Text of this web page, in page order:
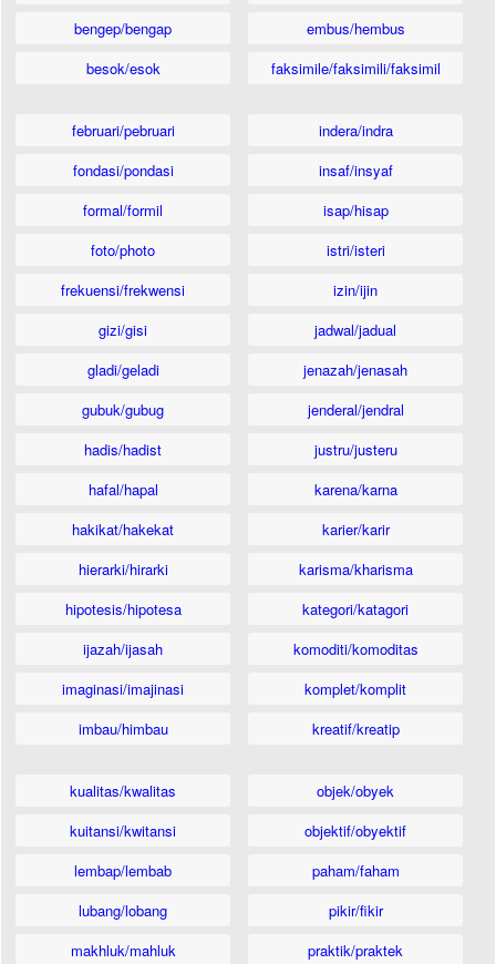
bengep/bengap
besok/esok
embus/hembus
faksimile/faksimili/faksimil
februari/pebruari
fondasi/pondasi
formal/formil
foto/photo
frekuensi/frekwensi
gizi/gisi
gladi/geladi
gubuk/gubug
hadis/hadist
hafal/hapal
hakikat/hakekat
hierarki/hirarki
hipotesis/hipotesa
ijazah/ijasah
imaginasi/imajinasi
imbau/himbau
indera/indra
insaf/insyaf
isap/hisap
istri/isteri
izin/ijin
jadwal/jadual
jenazah/jenasah
jenderal/jendral
justru/justeru
karena/karna
karier/karir
karisma/kharisma
kategori/katagori
komoditi/komoditas
komplet/komplit
kreatif/kreatip
kualitas/kwalitas
kuitansi/kwitansi
lembap/lembab
lubang/lobang
makhluk/mahluk
objek/obyek
objektif/obyektif
paham/faham
pikir/fikir
praktik/praktek